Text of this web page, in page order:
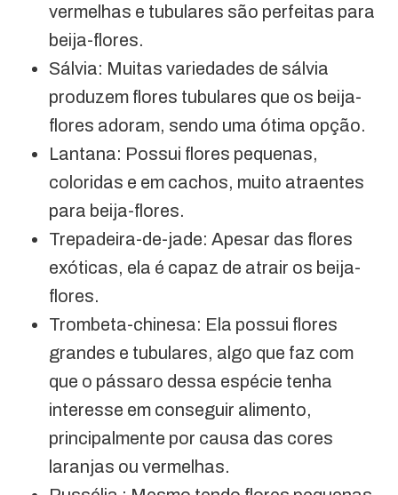
vermelhas e tubulares são perfeitas para
beija-flores.
Sálvia: Muitas variedades de sálvia
produzem flores tubulares que os beija-
flores adoram, sendo uma ótima opção.
Lantana: Possui flores pequenas,
coloridas e em cachos, muito atraentes
para beija-flores.
Trepadeira-de-jade: Apesar das flores
exóticas, ela é capaz de atrair os beija-
flores.
Trombeta-chinesa: Ela possui flores
grandes e tubulares, algo que faz com
que o pássaro dessa espécie tenha
interesse em conseguir alimento,
principalmente por causa das cores
laranjas ou vermelhas.